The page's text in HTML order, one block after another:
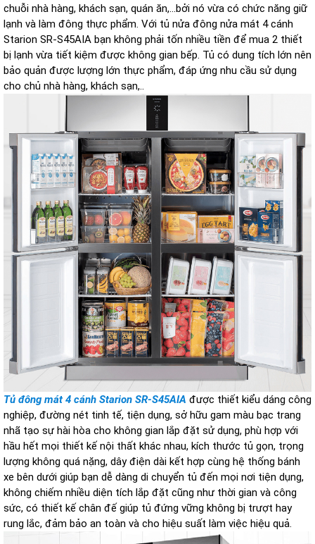
chuỗi nhà hàng, khách sạn, quán ăn,...bởi nó vừa có chức năng giữ
lạnh và làm đông thực phẩm. Với tủ nửa đông nửa mát 4 cánh
Starion SR-S45AIA bạn không phải tốn nhiều tiền để mua 2 thiết
bị lạnh vừa tiết kiệm được không gian bếp. Tủ có dung tích lớn nên
bảo quản được lượng lớn thực phẩm, đáp ứng nhu cầu sử dụng
cho chủ nhà hàng, khách sạn,..
Tủ đông mát 4 cánh Starion SR-S45AIA được thiết kiểu dáng công
nghiệp, đường nét tinh tế, tiện dụng, sở hữu gam màu bạc trang
nhã tạo sự hài hòa cho không gian lắp đặt sử dụng, phù hợp với
hầu hết mọi thiết kế nội thất khác nhau, kích thước tủ gọn, trọng
lượng không quá nặng, dây điện dài kết hợp cùng hệ thống bánh
xe bên dưới giúp bạn dễ dàng di chuyển tủ đến mọi nơi tiện dụng,
không chiếm nhiều diện tích lắp đặt cũng như thời gian và công
sức, có thiết kế chân đế giúp tủ đứng vững không bị trượt hay
rung lắc, đảm bảo an toàn và cho hiệu suất làm việc hiệu quả.